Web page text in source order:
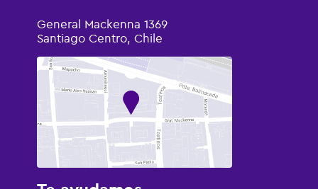
General Mackenna 1369
Santiago Centro, Chile